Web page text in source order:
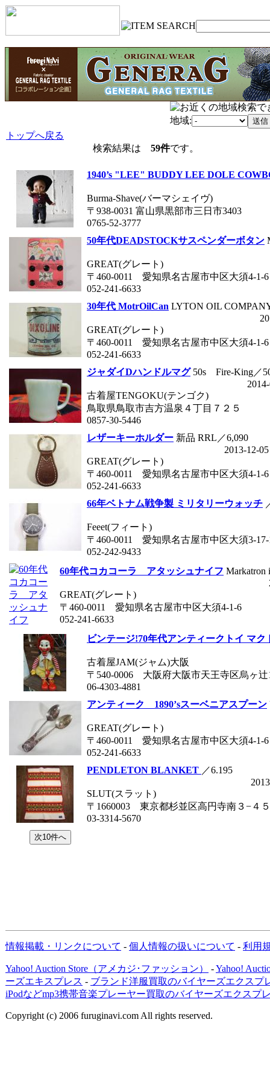
地域:
トップへ戻る
検索結果は 59件です。
1940’s "LEE" BUDDY LEE DOLE
Burma-Shave(バーマシェイヴ)
〒938-0031 富山県黒部市三日市3403
0765-52-3777
50年代DEADSTOCKサスペンダーボタン
GREAT(グレート)
〒460-0011 愛知県名古屋市中区大須4-1-6
052-241-6633
30年代 MotrOilCan LYTON OIL
GREAT(グレート)
〒460-0011 愛知県名古屋市中区大須4-1-6
052-241-6633
ジャダイDハンドルマグ50s Fire-King／
古着屋TENGOKU(テンゴク)
鳥取県鳥取市吉方温泉４丁目７２５
0857-30-5446
レザーキーホルダー 新品 RRL／6,090
2013-12-05
GREAT(グレート)
〒460-0011 愛知県名古屋市中区大須4-1-6
052-241-6633
66年ベトナム戦争製 ミリタリーウォッチ
Feeet(フィート)
〒460-0011 愛知県名古屋市中区大須3-
052-242-9433
60年代コカコーラ アタッシュナイフ Markatron
GREAT(グレート)
〒460-0011 愛知県名古屋市中区大須4-1-6
052-241-6633
ビンテージ!70年代アンティークトイ マク
古着屋JAM(ジャム)大阪
〒540-0006 大阪府大阪市天王寺区烏ヶ辻
06-4303-4881
アンティーク 1890’sスーベニアスプーン
GREAT(グレート)
〒460-0011 愛知県名古屋市中区大須4-1-6
052-241-6633
PENDLETON BLANKET ／6.195
SLUT(スラット)
〒1660003 東京都杉並区高円寺南３−４
03-3314-5670
情報掲載・リンクについて - 個人情報の扱いについて - 利用
Yahoo! Auction Store（アメカジ･ファッション） -Yahoo!
ーズエキスプレス - ブランド洋服買取のバイヤーズエクスプ
iPodなどmp3携帯音楽プレーヤー買取のバイヤーズエクスプ
Copyright (c) 2006 furuginavi.com All rights reserved.